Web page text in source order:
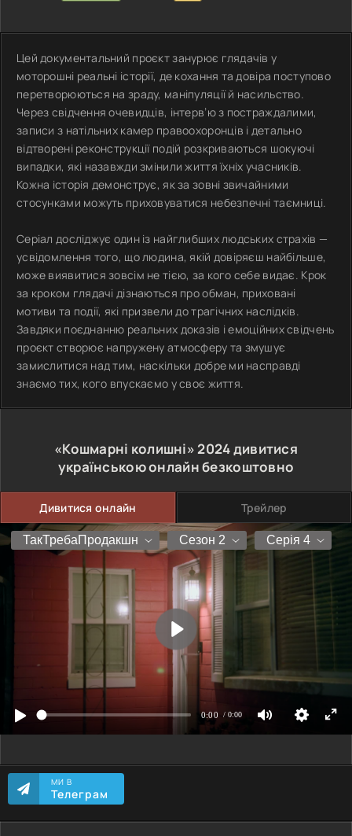
Цей документальний проєкт занурює глядачів у
моторошні реальні історії, де кохання та довіра поступово
перетворюються на зраду, маніпуляції й насильство.
Через свідчення очевидців, інтерв’ю з постраждалими,
записи з натільних камер правоохоронців і детально
відтворені реконструкції подій розкриваються шокуючі
випадки, які назавжди змінили життя їхніх учасників.
Кожна історія демонструє, як за зовні звичайними
стосунками можуть приховуватися небезпечні таємниці.
Серіал досліджує один із найглибших людських страхів —
усвідомлення того, що людина, якій довіряєш найбільше,
може виявитися зовсім не тією, за кого себе видає. Крок
за кроком глядачі дізнаються про обман, приховані
мотиви та події, які призвели до трагічних наслідків.
Завдяки поєднанню реальних доказів і емоційних свідчень
проєкт створює напружену атмосферу та змушує
замислитися над тим, наскільки добре ми насправді
знаємо тих, кого впускаємо у своє життя.
«Кошмарні колишні»2024дивитися
українською онлайн безкоштовно
Дивитися онлайн Трейлер
МИ В
Телеграм